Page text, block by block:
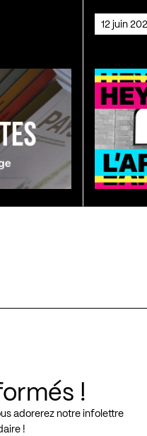
12 juin
!
adorerez notre infolettre
!